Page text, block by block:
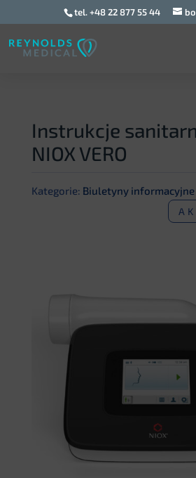
tel. +48 22 877 55 44
Instrukcje
NIOX VERO
Kategorie: Biuletyny informacyjne